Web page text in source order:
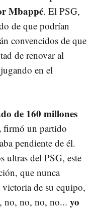
Mbappé. El PSG,
de que podrían
convencidos de que
de renovar al
en el
de 160 millones
firmó un partido
pendiente de él.
ultras del PSG, este
que nunca
de su equipo,
no, no, no, no... yo